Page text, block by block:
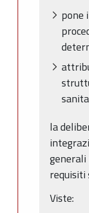
pone
la
generali
requisiti
Viste: